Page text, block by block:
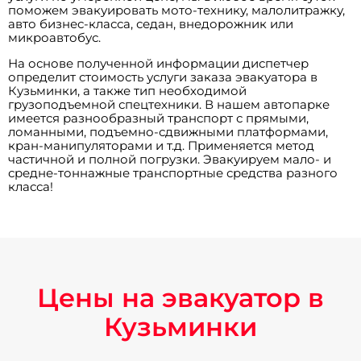
поможем эвакуировать мото-технику, малолитражку,
авто бизнес-класса, седан, внедорожник или
микроавтобус.
На основе полученной информации диспетчер
определит стоимость услуги заказа эвакуатора в
Кузьминки, а также тип необходимой
грузоподъемной спецтехники. В нашем автопарке
имеется разнообразный транспорт с прямыми,
ломанными, подъемно-сдвижными платформами,
кран-манипуляторами и т.д. Применяется метод
частичной и полной погрузки. Эвакуируем мало- и
средне-тоннажные транспортные средства разного
класса!
Цены на эвакуатор в
Кузьминки